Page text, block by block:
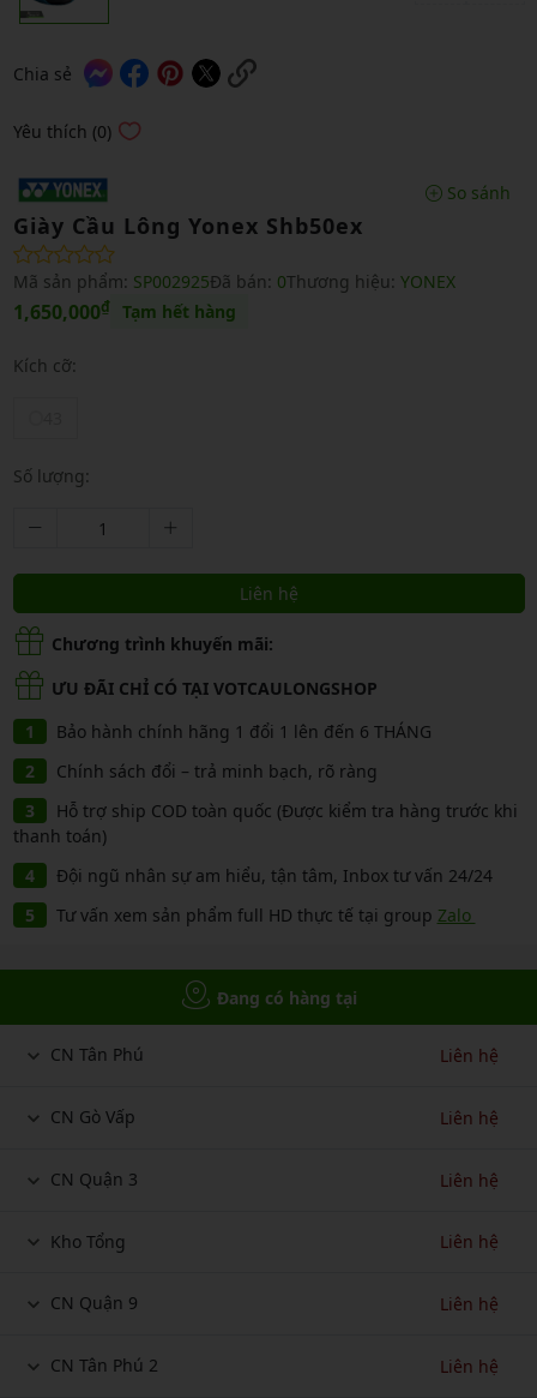
Chia sẻ
Yêu thích (0)
So sánh
Giày Cầu Lông Yonex Shb50ex
Mã sản phẩm: SP002925Đã bán: 0Thương hiệu: YONEX
1,650,000₫ Tạm hết hàng
Kích cỡ:
Số lượng:
Liên hệ
Chương trình khuyến mãi:
ƯU ĐÃI CHỈ CÓ TẠI VOTCAULONGSHOP
Bảo hành chính hãng 1 đổi 1 lên đến 6 THÁNG
Chính sách đổi – trả minh bạch, rõ ràng
Hỗ trợ ship COD toàn quốc (Được kiểm tra hàng trước khi
thanh toán)
Đội ngũ nhân sự am hiểu, tận tâm, Inbox tư vấn 24/24
Tư vấn xem sản phẩm full HD thực tế tại group Zalo
Đang có hàng tại
CN Tân Phú Liên hệ
CN Gò Vấp Liên hệ
CN Quận 3 Liên hệ
Kho Tổng Liên hệ
CN Quận 9 Liên hệ
CN Tân Phú 2 Liên hệ